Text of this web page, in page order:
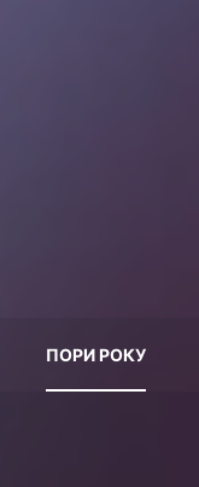
ПОРИ РОКУ